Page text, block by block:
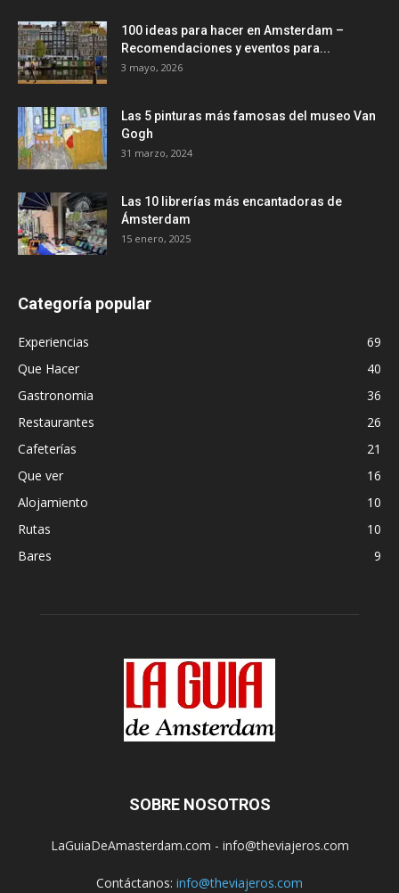
100 ideas para hacer en Amsterdam –
Recomendaciones y eventos para...
3 mayo, 2026
Las 5 pinturas más famosas del museo Van
Gogh
31 marzo, 2024
Las 10 librerías más encantadoras de
Ámsterdam
15 enero, 2025
Categoría popular
Experiencias
69
Que Hacer
40
Gastronomia
36
Restaurantes
26
Cafeterías
21
Que ver
16
Alojamiento
10
Rutas
10
Bares
9
SOBRE NOSOTROS
LaGuiaDeAmasterdam.com - info@theviajeros.com
Contáctanos: info@theviajeros.com